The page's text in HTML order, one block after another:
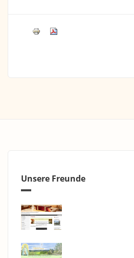
Unsere Freunde